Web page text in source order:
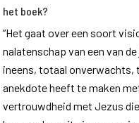
het boek?
“Het gaat over een soort
nalatenschap van een van
ineens, totaal onverwachts,
anekdote heeft te maken
vertrouwdheid met Jezus